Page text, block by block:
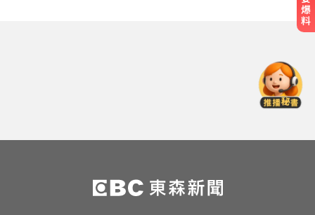
大黎加連2年來台
快訊／台北強風驟雨「沒放颱風
假」 蔣萬安說明了！